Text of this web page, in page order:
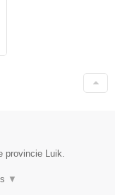
provincie Luik.
▼